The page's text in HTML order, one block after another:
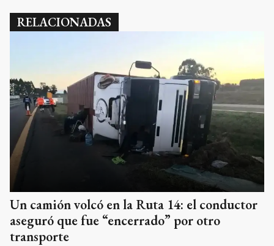
RELACIONADAS
Un camión volcó en la Ruta 14: el conductor
aseguró que fue “encerrado” por otro
transporte